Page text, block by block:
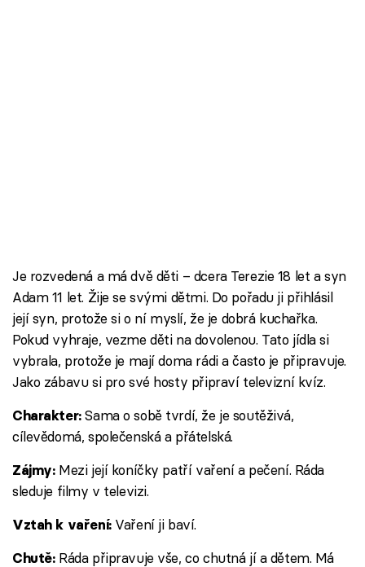
Je rozvedená a má dvě děti – dcera Terezie 18 let a syn
Adam 11 let. Žije se svými dětmi. Do pořadu ji přihlásil
její syn, protože si o ní myslí, že je dobrá kuchařka.
Pokud vyhraje, vezme děti na dovolenou. Tato jídla si
vybrala, protože je mají doma rádi a často je připravuje.
Jako zábavu si pro své hosty připraví televizní kvíz.
Charakter:Sama o sobě tvrdí, že je soutěživá,
cílevědomá, společenská a přátelská.
Zájmy: Mezi její koníčky patří vaření a pečení. Ráda
sleduje filmy v televizi.
Vztah k vaření: Vaření ji baví.
Chutě: Ráda připravuje vše, co chutná jí a dětem. Má